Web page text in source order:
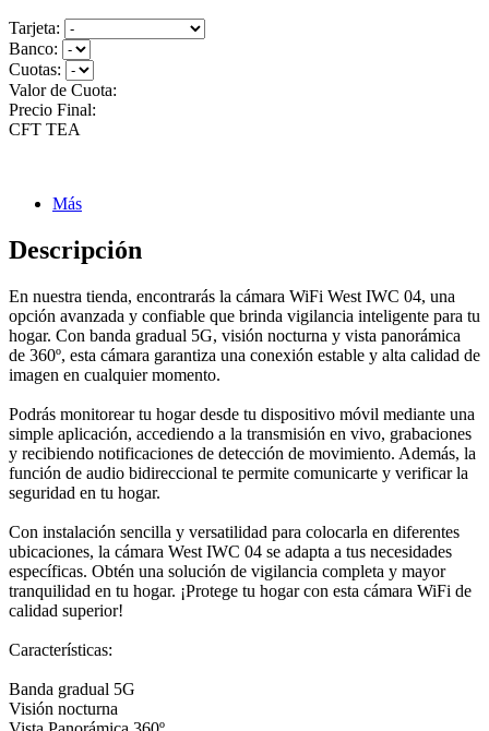
Tarjeta:
Banco:
Cuotas:
Valor de Cuota:
Precio Final:
CFT TEA
Más
Descripción
En nuestra tienda, encontrarás la cámara WiFi West IWC 04, una
opción avanzada y confiable que brinda vigilancia inteligente para tu
hogar. Con banda gradual 5G, visión nocturna y vista panorámica
de 360º, esta cámara garantiza una conexión estable y alta calidad de
imagen en cualquier momento.
Podrás monitorear tu hogar desde tu dispositivo móvil mediante una
simple aplicación, accediendo a la transmisión en vivo, grabaciones
y recibiendo notificaciones de detección de movimiento. Además, la
función de audio bidireccional te permite comunicarte y verificar la
seguridad en tu hogar.
Con instalación sencilla y versatilidad para colocarla en diferentes
ubicaciones, la cámara West IWC 04 se adapta a tus necesidades
específicas. Obtén una solución de vigilancia completa y mayor
tranquilidad en tu hogar. ¡Protege tu hogar con esta cámara WiFi de
calidad superior!
Características:
Banda gradual 5G
Visión nocturna